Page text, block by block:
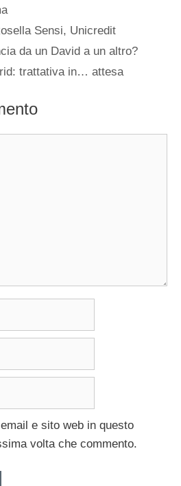
Sensi, Unicredit
da un David a un altro?
trattativa in… attesa
e sito web in questo
volta che commento.